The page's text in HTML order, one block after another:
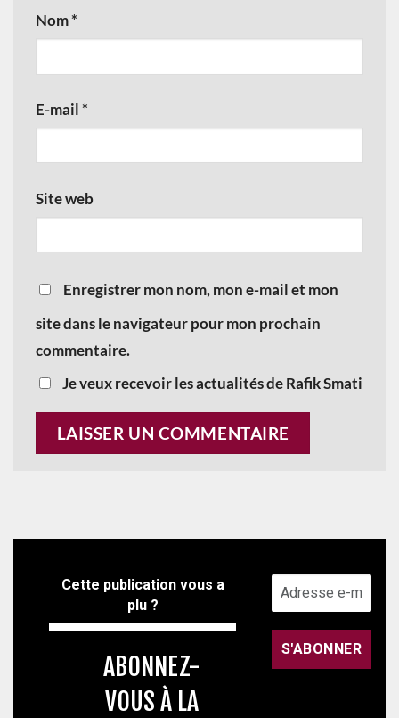
Nom*
E-mail*
Site web
Enregistrer mon nom, mon e-mail et mon
site dans le navigateur pour mon prochain
commentaire.
Je veux recevoir les actualités de Rafik Smati
Cette publication vous a
plu ?
ABONNEZ-
VOUS À LA